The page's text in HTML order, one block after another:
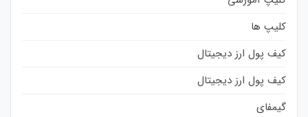
کلیپ ها
کیف پول ارز دیجیتال
کیف پول ارز دیجیتال
گیمفای